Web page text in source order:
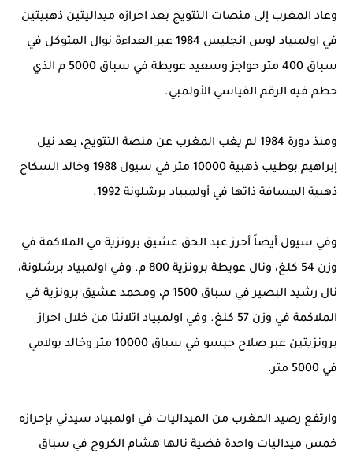
وعاد المغرب إلى منصات التتويج بعد احرازه ميداليتين ذهبيتين
في اولمبياد لوس انجليس 1984 عبر العداءة نوال المتوكل في
سباق 400 متر حواجز وسعيد عويطة في سباق 5000 م الذي
حطم فيه الرقم القياسي الأولمبي.
ومنذ دورة 1984 لم يغب المغرب عن منصة التتويج، بعد نيل
إبراهيم بوطيب ذهبية 10000 متر في سيول 1988 وخالد السكاح
ذهبية المسافة ذاتها في أولمبياد برشلونة 1992.
وفي سيول أيضاً أحرز عبد الحق عشيق برونزية في الملاكمة في
وزن 54 كلغ، ونال عويطة برونزية 800 م. وفي اولمبياد برشلونة،
نال رشيد البصير في سباق 1500 م، ومحمد عشيق برونزية في
الملاكمة في وزن 57 كلغ. وفي اولمبياد اتلانتا من خلال احراز
برونزيتين عبر صلاح حيسو في سباق 10000 متر وخالد بولامي
في 5000 متر.
وارتفع رصيد المغرب من الميداليات في اولمبياد سيدني بإحرازه
خمس ميداليات واحدة فضية نالها هشام الكروج في سباق